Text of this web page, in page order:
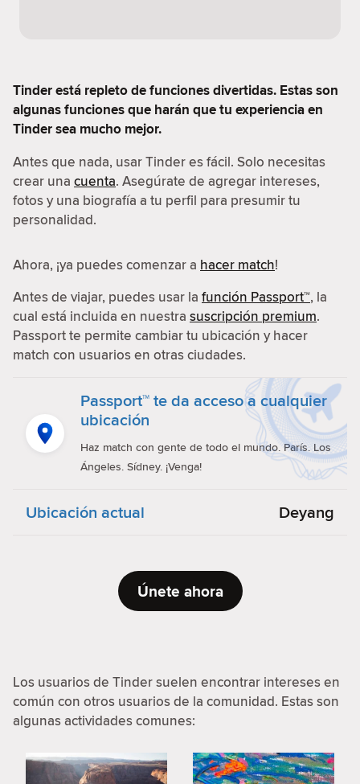
Tinder está repleto de funciones divertidas. Estas son
algunas funciones que harán que tu experiencia en
Tinder sea mucho mejor.
Antes que nada, usar Tinder es fácil. Solo necesitas
crear una cuenta. Asegúrate de agregar intereses,
fotos y una biografía a tu perfil para presumir tu
personalidad.
Ahora, ¡ya puedes comenzar a hacer match!
Antes de viajar, puedes usar la función Passport™, la
cual está incluida en nuestra suscripción premium.
Passport te permite cambiar tu ubicación y hacer
match con usuarios en otras ciudades.
Passport™ te da acceso a cualquier
ubicación
Haz match con gente de todo el mundo. París. Los
Ángeles. Sídney. ¡Venga!
Ubicación actual Deyang
Únete ahora
Los usuarios de Tinder suelen encontrar intereses en
común con otros usuarios de la comunidad. Estas son
algunas actividades comunes: